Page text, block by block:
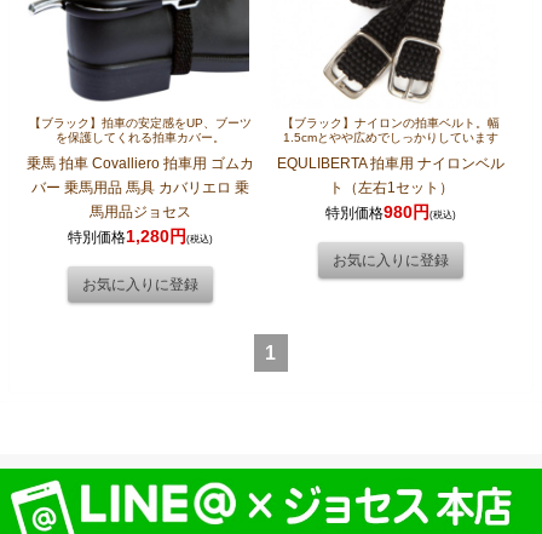
【ブラック】拍車の安定感をUP、ブーツ
を保護してくれる拍車カバー。
乗馬 拍車 Covalliero 拍車用 ゴムカ
バー 乗馬用品 馬具 カバリエロ 乗
馬用品ジョセス
特別価格1,280円(税込)
【ブラック】ナイロンの拍車ベルト。幅
1.5cmとやや広めでしっかりしています
EQULIBERTA 拍車用 ナイロンベル
ト（左右1セット）
特別価格980円(税込)
1